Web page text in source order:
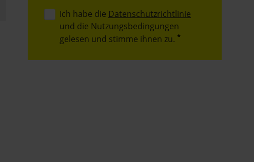
Ich habe die Datenschutzrichtlinie
und die Nutzungsbedingungen
gelesen und stimme ihnen zu.